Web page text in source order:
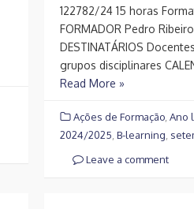
122782/24 15 horas
FORMADOR Pedro Ribeiro
DESTINATÁRIOS
grupos disciplinares
Read More »
Ações de Formação Ano
2024/2025 B-learning
Leave a comment